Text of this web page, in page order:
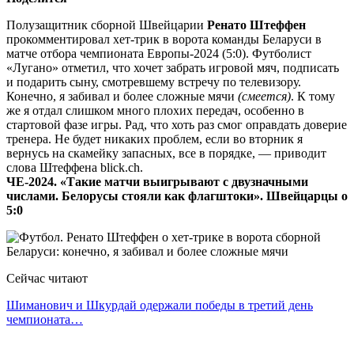
Полузащитник сборной Швейцарии Ренато Штеффен
прокомментировал хет-трик в ворота команды Беларуси в
матче отбора чемпионата Европы-2024 (5:0). Футболист
«Лугано» отметил, что хочет забрать игровой мяч, подписать
и подарить сыну, смотревшему встречу по телевизору.
Конечно, я забивал и более сложные мячи (смеется). К тому
же я отдал слишком много плохих передач, особенно в
стартовой фазе игры. Рад, что хоть раз смог оправдать доверие
тренера. Не будет никаких проблем, если во вторник я
вернусь на скамейку запасных, все в порядке, — приводит
слова Штеффена blick.ch.
ЧЕ-2024. «Такие матчи выигрывают с двузначными
числами. Белорусы стояли как флагштоки». Швейцарцы о
5:0
Сейчас читают
Шиманович и Шкурдай одержали победы в третий день
чемпионата…